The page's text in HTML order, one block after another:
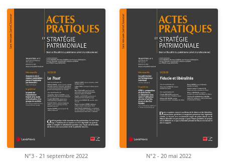
N°3 - 21 septembre 2022 N°2 - 20 mai 2022